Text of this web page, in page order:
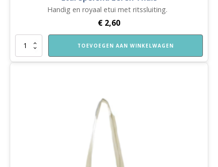
Handig en royaal etui met ritssluiting.
€ 2,60
Etui
Leren
TOEVOEGEN AAN WINKELWAGEN